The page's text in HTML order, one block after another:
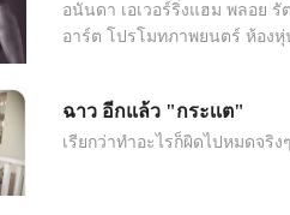
อนันดา เอเวอร์ริ่งแฮม พลอย
อาร์ต โปรโมทภาพยนตร์ ห้องหุ่
ฉาว อีกแล้ว "กระเเต"
เรียกว่าทำอะไรก็ผิดไปหมดจริ